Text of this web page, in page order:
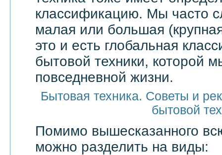
классификацию. Мы часто
малая или большая
это и есть глобальная
бытовой техники, которой
повседневной жизни.
Бытовая техника. Советы и
бытовой
Помимо вышесказанного
можно разделить на виды: